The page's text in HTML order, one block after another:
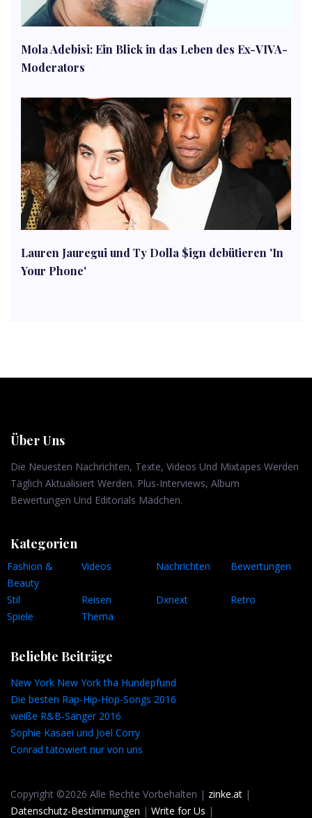
Mola Adebisi: Ein Blick in das Leben des Ex-VIVA-
Moderators
Lauren Jauregui und Ty Dolla $ign debütieren 'In
Your Phone'
Über Uns
Die Neuesten Nachrichten, Texte, Videos Und Mixtapes Werden
Täglich Aktualisiert Werden. Plus-Interviews, Album
Bewertungen Und Editorials Mädchen.
Kategorien
Fashion &
Beauty
Videos Nachrichten Bewertungen
Stil Reisen Dxnext
Retro
Spiele
Thema
Beliebte Beiträge
New York New York tha Hundepfund
Die besten Rap-Hip-Hop-Songs 2016
weiße R&B-Sänger 2016
Sophie Kasaei und Joel Corry
Conrad tätowiert nur von uns
Copyright ©2026 Alle Rechte Vorbehalten | zinke.at |
Datenschutz-Bestimmungen | Write for Us |